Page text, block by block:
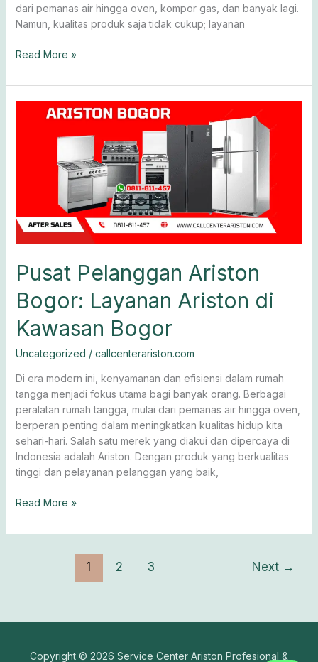
dari pemanas air hingga oven, kompor gas, dan banyak lagi.
Namun, kualitas produk saja tidak cukup; layanan
Read More »
Pusat Pelanggan Ariston
Bogor: Layanan Ariston di
Kawasan Bogor
Uncategorized / callcenterariston.com
Di era modern ini, kenyamanan dan efisiensi dalam rumah
tangga menjadi fokus utama bagi banyak orang. Berbagai
peralatan rumah tangga, mulai dari pemanas air hingga oven,
berperan penting dalam meningkatkan kualitas hidup kita
sehari-hari. Salah satu merek yang diakui dan dipercaya di
Indonesia adalah Ariston. Dengan produk yang berkualitas
tinggi dan pelayanan pelanggan yang baik,
Pelanggan
Kawasan
Bogor
Read More »
1 2 3 Next →
Copyright © 2026 Service Center Ariston Profesional &